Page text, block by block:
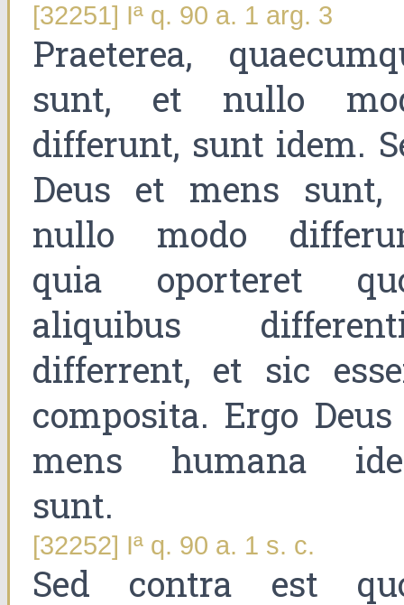
[32251] Iª q. 90 a. 1 arg. 3
Praeterea,
sunt, et nullo
differunt, sunt idem.
Deus et mens sunt,
nullo modo
quia oporteret
aliquibus
differrent, et sic
composita. Ergo
mens humana
sunt.
[32252] Iª q. 90 a. 1 s. c.
Sed contra est